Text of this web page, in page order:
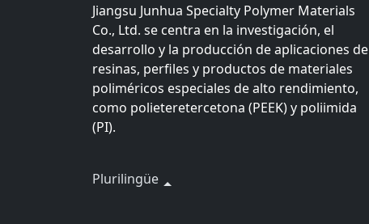
Jiangsu Junhua Specialty Polymer Materials
Co., Ltd. se centra en la investigación, el
desarrollo y la producción de aplicaciones de
resinas, perfiles y productos de materiales
poliméricos especiales de alto rendimiento,
como polieteretercetona (PEEK) y poliimida
(PI).
Plurilingüe